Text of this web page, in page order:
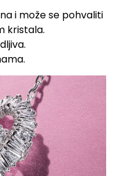
i može se pohvaliti
kristala.